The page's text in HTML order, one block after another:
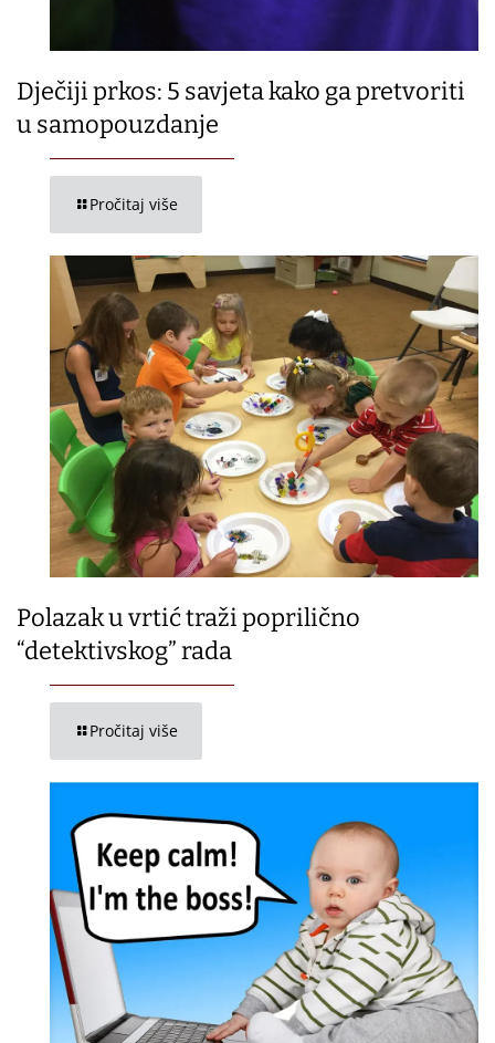
Dječiji prkos: 5 savjeta kako ga pretvoriti
u samopouzdanje
Pročitaj više
Polazak u vrtić traži poprilično
“detektivskog” rada
Pročitaj više